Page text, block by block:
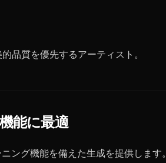
品質を優先するアーティスト。
能に最適
ング機能を備えた生成を提供します。